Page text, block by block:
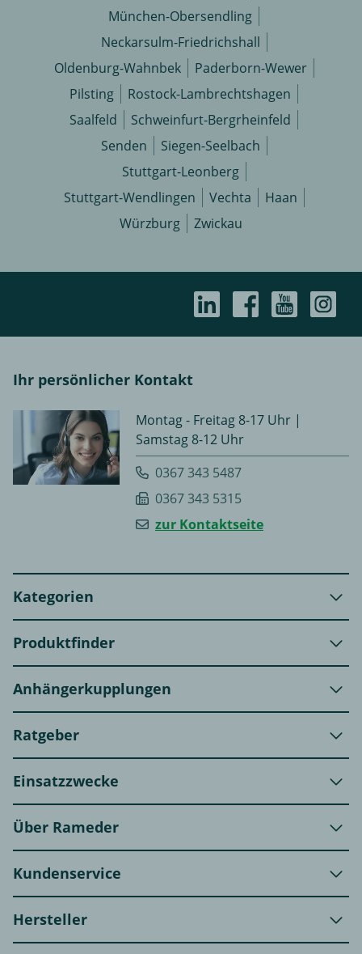
München-Obersendling
Neckarsulm-Friedrichshall
Oldenburg-Wahnbek
Paderborn-Wewer
Pilsting
Rostock-Lambrechtshagen
Saalfeld
Schweinfurt-Bergrheinfeld
Senden
Siegen-Seelbach
Stuttgart-Leonberg
Stuttgart-Wendlingen
Vechta
Haan
Würzburg
Zwickau
Ihr persönlicher Kontakt
Montag - Freitag 8-17 Uhr |
Samstag 8-12 Uhr
0367 343 5487
0367 343 5315
zur Kontaktseite
Kategorien
Produktfinder
Anhängerkupplungen
Ratgeber
Einsatzzwecke
Über Rameder
Kundenservice
Hersteller